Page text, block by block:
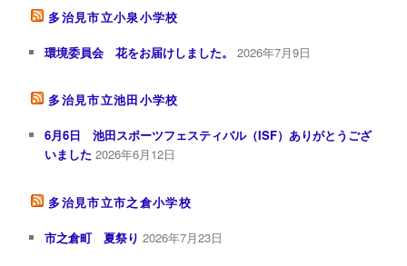
多治見市立小泉小学校
環境委員会 花をお届けしました。 2026年7月9日
多治見市立池田小学校
6月6日 池田スポーツフェスティバル（ISF）ありがとうござ
いました 2026年6月12日
多治見市立市之倉小学校
市之倉町 夏祭り 2026年7月23日